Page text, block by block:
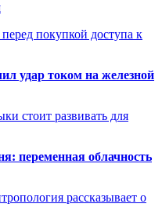
покупкой доступа к
удар током на железной
стоит развивать для
переменная облачность
рассказывает о